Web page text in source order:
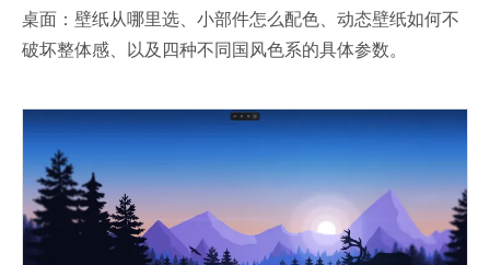
桌面：壁纸从哪里选、小部件怎么配色、动态壁纸如何不
破坏整体感、以及四种不同国风色系的具体参数。